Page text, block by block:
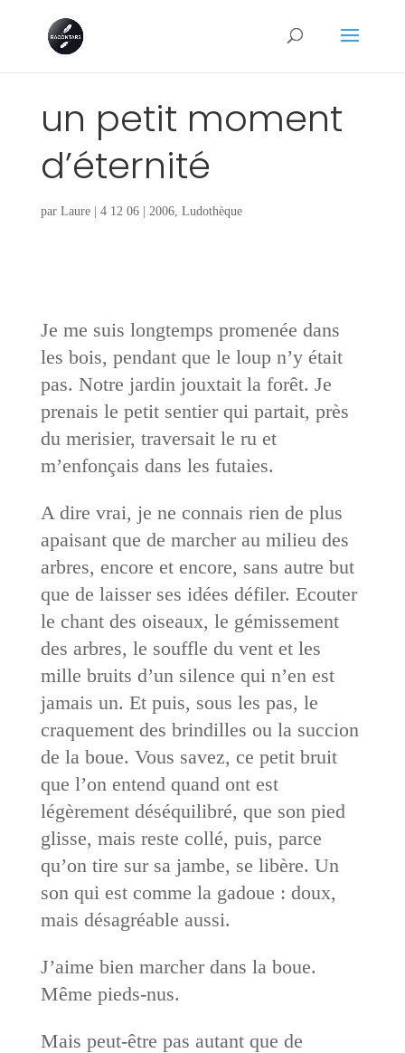
un petit moment
d’éternité
par Laure| 4 12 06| 2006, Ludothèque
Je me suis longtemps promenée dans
les bois, pendant que le loup n’y était
pas. Notre jardin jouxtait la forêt. Je
prenais le petit sentier qui partait, près
du merisier, traversait le ru et
m’enfonçais dans les futaies.
A dire vrai, je ne connais rien de plus
apaisant que de marcher au milieu des
arbres, encore et encore, sans autre but
que de laisser ses idées défiler. Ecouter
le chant des oiseaux, le gémissement
des arbres, le souffle du vent et les
mille bruits d’un silence qui n’en est
jamais un. Et puis, sous les pas, le
craquement des brindilles ou la succion
de la boue. Vous savez, ce petit bruit
que l’on entend quand ont est
légèrement déséquilibré, que son pied
glisse, mais reste collé, puis, parce
qu’on tire sur sa jambe, se libère. Un
son qui est comme la gadoue : doux,
mais désagréable aussi.
J’aime bien marcher dans la boue.
Même pieds-nus.
Mais peut-être pas autant que de